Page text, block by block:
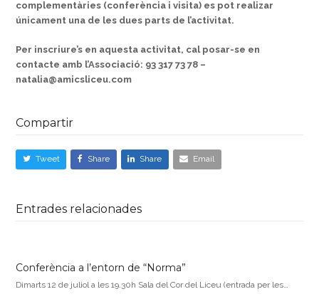
complementàries (conferència i visita) es pot realizar
únicament una de les dues parts de l’activitat.
Per inscriure’s en aquesta activitat, cal posar-se en
contacte amb l’Associació: 93 317 73 78 –
natalia@amicsliceu.com
Compartir
Tweet Share Share Email
Entrades relacionades
Conferència a l’entorn de “Norma”
Dimarts 12 de juliol a les 19.30h Sala del Cor del Liceu (entrada per les…